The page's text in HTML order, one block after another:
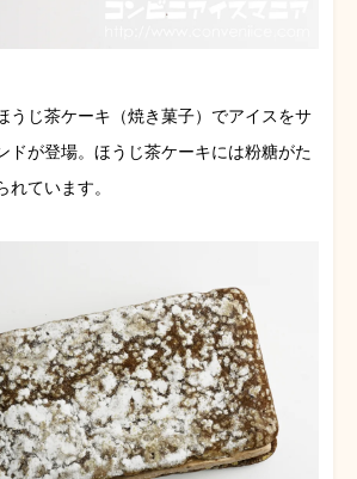
うじ茶ケーキ（焼き菓子）でアイスをサ
ドが登場。ほうじ茶ケーキには粉糖がた
れています。